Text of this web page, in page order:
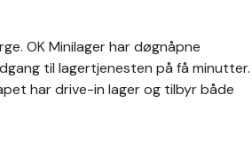
OK Minilager har døgnåpne
til lagertjenesten på få minutter.
har drive-in lager og tilbyr både